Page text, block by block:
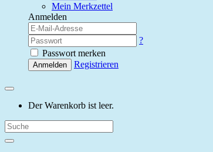
Mein Merkzettel
Anmelden
?
Passwort merken
Anmelden Registrieren
Der Warenkorb ist leer.